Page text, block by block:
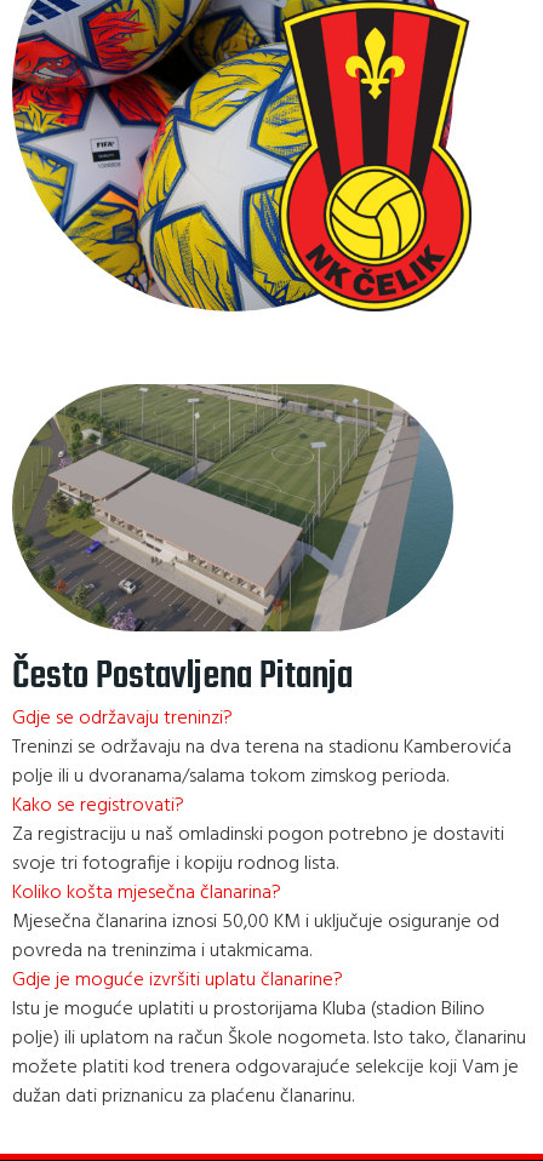
Često Postavljena Pitanja
Gdje se održavaju treninzi?
Treninzi se održavaju na dva terena na stadionu Kamberovića
polje ili u dvoranama/salama tokom zimskog perioda.
Kako se registrovati?
Za registraciju u naš omladinski pogon potrebno je dostaviti
svoje tri fotografije i kopiju rodnog lista.
Koliko košta mjesečna članarina?
Mjesečna članarina iznosi 50,00 KM i uključuje osiguranje od
povreda na treninzima i utakmicama.
Gdje je moguće izvršiti uplatu članarine?
Istu je moguće uplatiti u prostorijama Kluba (stadion Bilino
polje) ili uplatom na račun Škole nogometa. Isto tako, članarinu
možete platiti kod trenera odgovarajuće selekcije koji Vam je
dužan dati priznanicu za plaćenu članarinu.